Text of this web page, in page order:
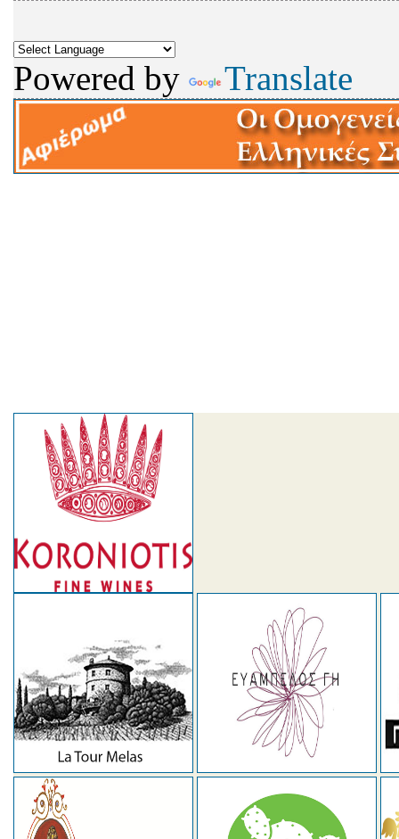
Powered by Translate